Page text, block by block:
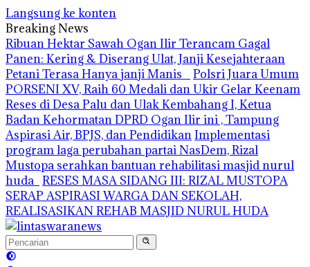
Langsung ke konten
Breaking News
Ribuan Hektar Sawah Ogan Ilir Terancam Gagal
Panen: Kering & Diserang Ulat, Janji Kesejahteraan
Petani Terasa Hanya janji Manis
Polsri Juara Umum
PORSENI XV, Raih 60 Medali dan Ukir Gelar Keenam
Reses di Desa Palu dan Ulak Kembahang I, Ketua
Badan Kehormatan DPRD Ogan Ilir ini , Tampung
Aspirasi Air, BPJS, dan PendidikanImplementasi
program laga perubahan partai NasDem, Rizal
Mustopa serahkan bantuan rehabilitasi masjid nurul
huda RESES MASA SIDANG III: RIZAL MUSTOPA
SERAP ASPIRASI WARGA DAN SEKOLAH,
REALISASIKAN REHAB MASJID NURUL HUDA